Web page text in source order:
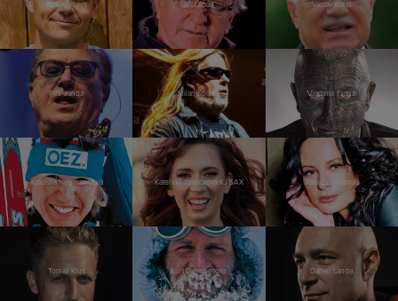
Tomáš Kraus Jiří Lábus Václav Klaus
Petr Janda Milan Špalek Vladimír Franz
Kateřina Neumannová Kateřina Janečková KJ SAX Jitka Čvančarová
Tomáš Klus Kurt Diemberger Daniel Landa